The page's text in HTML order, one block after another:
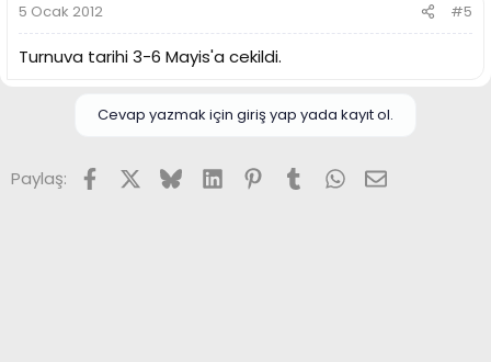
5 Ocak 2012 #5
Turnuva tarihi 3-6 Mayis'a cekildi.
Cevap yazmak için giriş yap yada kayıt ol.
Paylaş: FacebookX (Twitter)
BlueskyLinkedInPinterest
TumblrWhatsApp
E-posta